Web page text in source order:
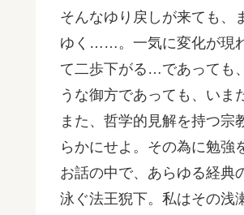
そんなゆり戻しが来ても、
ゆく……。一気に変化が現
て二歩下がる…であっても
うな御方であっても、いま
また、哲学的見解を持つ宗
らかにせよ。その為に勉強
お話の中で、あらゆる経典
泳ぐ法王猊下。私はその浅